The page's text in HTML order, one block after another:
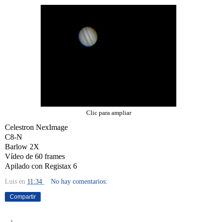
Clic para ampliar
Celestron NexImage
C8-N
Barlow 2X
Vídeo de 60 frames
Apilado con Registax 6
Luis en 11:34 No hay comentarios:
Compartir